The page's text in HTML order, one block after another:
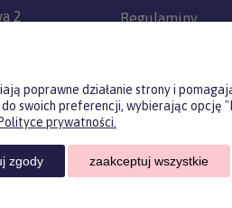
2
779 757
Regulaminy
Polityka
Jak kupować?
Czas realizacji
Czas i koszty
poprawne działanie strony i
swoich preferencji, wybierając opcję
prywatności.
zgody zaakceptuj wszystkie